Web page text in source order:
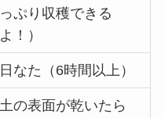
っぷり収穫できる
よ！）
日なた（6時間以上）
土の表面が乾いたら